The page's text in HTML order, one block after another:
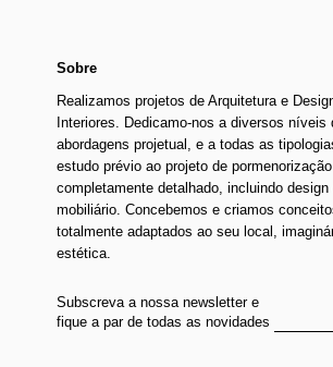
Sobre
Realizamos projetos de Arquitetura e
Interiores. Dedicamo-nos a diversos níveis
abordagens projetual, e a todas as
estudo prévio ao projeto de pormenorização
completamente detalhado, incluindo design
mobiliário. Concebemos e criamos
totalmente adaptados ao seu local,
estética.
Subscreva a nossa newsletter e
fique a par de todas as novidades